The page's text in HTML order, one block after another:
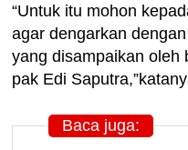
“Untuk itu mohon
agar dengarkan
yang disampaikan oleh
pak Edi
Baca juga: